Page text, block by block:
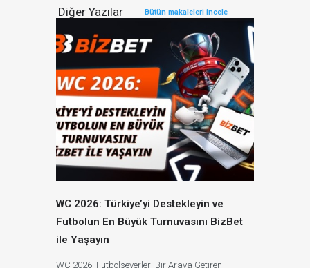
Diğer Yazılar Bütün makaleleri incele
WC 2026: Türkiye’yi Destekleyin ve
Futbolun En Büyük Turnuvasını BizBet
ile Yaşayın
WC 2026 Futbolseverleri Bir Araya Getiren